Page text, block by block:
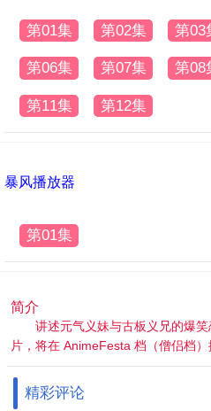
第01集 第02集 第03
第06集 第07集 第08
第11集 第12集
暴风播放器
第01集
简介
讲述元气义妹与古板义兄的爆笑
片，将在 AnimeFesta 档（僧侣档）
精彩评论